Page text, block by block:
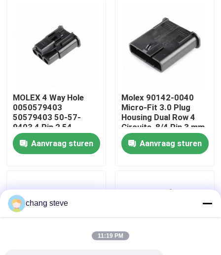
Over ons
Fabrieksreis
Kwaliteitscontrole
Contacteer ons
nieuws
Draadboom
op maat gemaakte kabelsamenstelling
MOLEX 4 Way Hole
0050579403
50579403 50-57-
9403 4 Pin 2,54
Autoverbindingen
Aanvraag sturen
Molex 90142-0040
Micro-Fit 3.0 Plug
Housing Dual Row 4
Circuits, 8/4 Pin 3 mm
In voorraad 90142-
0040Aanvraag sturen
chang steve
11:19 PM